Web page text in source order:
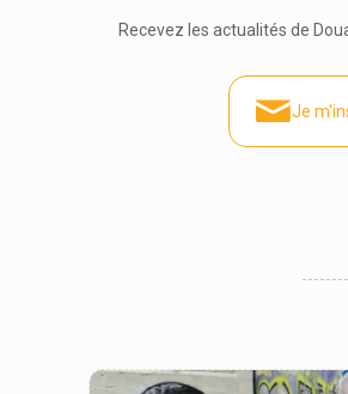
Recevez les actualités de
Je